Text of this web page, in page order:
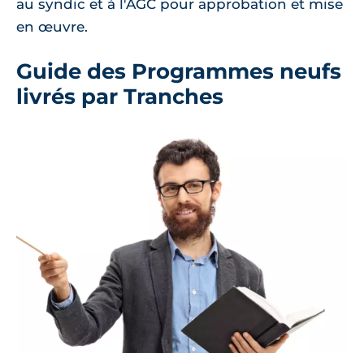
au syndic et à l'AGC pour approbation et mise
en œuvre.
Guide des Programmes neufs
livrés par Tranches